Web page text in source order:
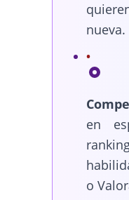
nueva.
en
o